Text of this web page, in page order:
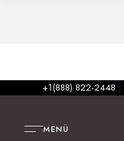
+1(888) 822-2448 |
MENÜ